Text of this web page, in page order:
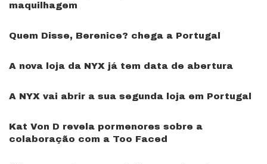
maquilhagem
Quem Disse, Berenice? chega a Portugal
A nova loja da NYX já tem data de abertura
A NYX vai abrir a sua segunda loja em Portugal
Kat Von D revela pormenores sobre a
colaboração com a Too Faced